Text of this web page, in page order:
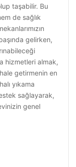
taşabilir. Bu
de sağlık
gelirken,
hizmetleri almak,
getirmenin en
yıkama
sağlayarak,
genel